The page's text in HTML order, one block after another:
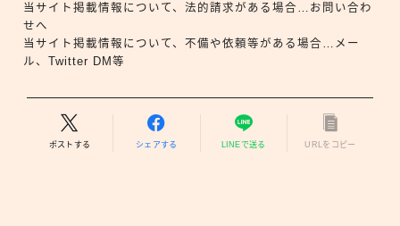
当サイト掲載情報について、法的請求がある場合…お問い合わ
せへ
当サイト掲載情報について、不備や依頼等がある場合…メー
ル、Twitter DM等
ポストする シェアする LINEで送る URLをコピー